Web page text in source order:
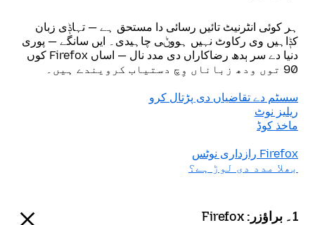
ہر کوئی انٹرنیٹ تائیں رسائی دا مستحق ہے — تہاݙی زبان
کݙاہیں وی رکاوٹ نہیں ہووݨی چاہیدی۔ ایں سانگے — پوری
دنیا دے سر ٻدھ رضاکاراں دی مدد نال — اساں Firefox کوں
90 توں ودھ زباناں وِچ دستیاب کرویندے ہیں۔
سسٹم دے تقاضیاں دی پڑتال کرو
ریلیز نوٹ
ماخذ کوڈ
Firefox رازداری نوٹس
بھلا مدد دی لوڑ ہے؟
1۔ براؤزر: Firefox